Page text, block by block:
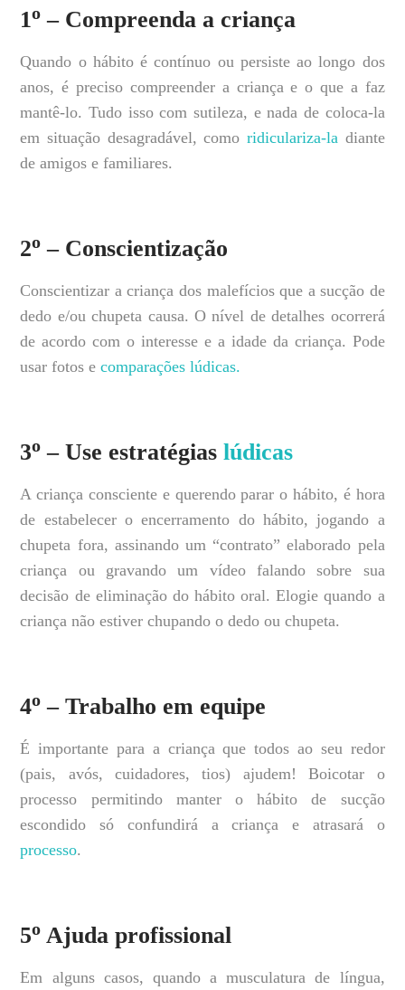
1o – Compreenda a criança
Quando o hábito é contínuo ou persiste ao longo dos
anos, é preciso compreender a criança e o que a faz
mantê-lo. Tudo isso com sutileza, e nada de coloca-la
em situação desagradável, como ridiculariza-ladiante
de amigos e familiares.
2o – Conscientização
Conscientizar a criança dos malefícios que a sucção de
dedo e/ou chupeta causa. O nível de detalhes ocorrerá
de acordo com o interesse e a idade da criança. Pode
usar fotos ecomparações lúdicas.
3o – Use estratégiaslúdicas
A criança consciente e querendo parar o hábito, é hora
de estabelecer o encerramento do hábito, jogando a
chupeta fora, assinando um “contrato” elaborado pela
criança ou gravando um vídeo falando sobre sua
decisão de eliminação do hábito oral. Elogie quando a
criança não estiver chupando o dedo ou chupeta.
4o – Trabalho em equipe
É importante para a criança que todos ao seu redor
(pais, avós, cuidadores, tios) ajudem! Boicotar o
processo permitindo manter o hábito de sucção
escondido só confundirá a criança e atrasará o
processo.
5o Ajuda profissional
Em alguns casos, quando a musculatura de língua,